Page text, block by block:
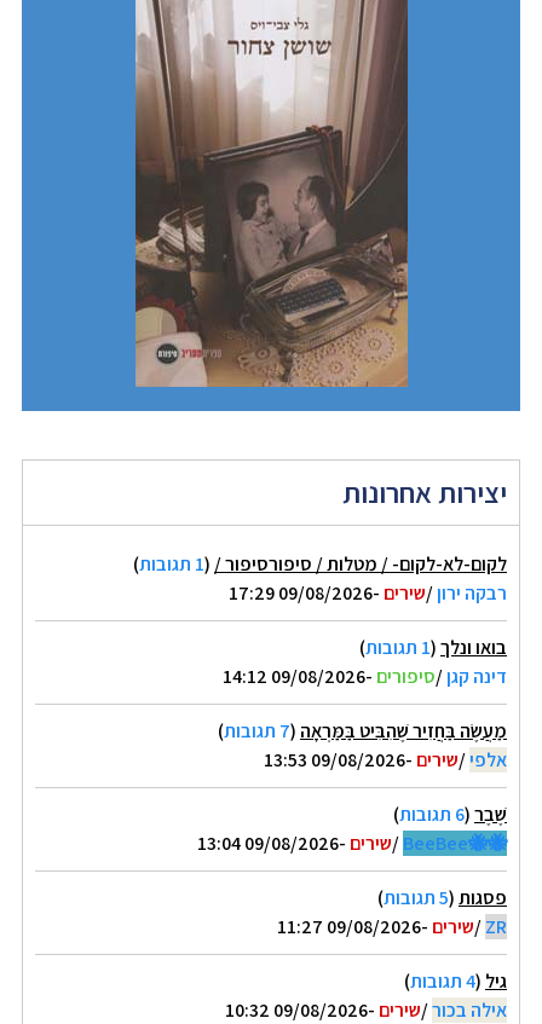
יצירות אחרונות
לקום-לא-לקום- / מטלות / סיפורסיפור / (1 תגובות
)
רבקה ירון/שירים -09/08/2026 17:29
בואו ונלך(1 תגובות
)
דינה קגן/סיפורים -09/08/2026 14:12
מַעֲשֶׂה בַּחֲזִיר שֶׁהִבִּיט בַּמַּרְאָה (7 תגובות
)
אלפי/שירים -09/08/2026 13:53
שֶׁבֶר(6 תגובות
)
🐝🐝BeeBee
/שירים -09/08/2026 13:04
פסגות(5 תגובות
)
ZR
/שירים -09/08/2026 11:27
גיל (4 תגובות
)
אילה בכור/שירים -09/08/2026 10:32